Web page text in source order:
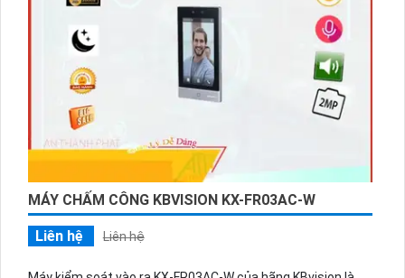
MÁY CHẤM CÔNG KBVISION KX-FR03AC-W
Liên hệ Liên hệ